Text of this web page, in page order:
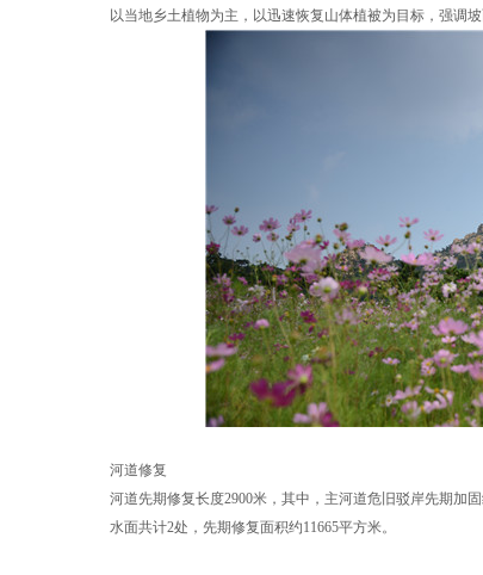
以当地乡土植物为主，以迅速恢复山体植被为目标，强调
河道修复
河道先期修复长度2900米，其中，主河道危旧驳岸先期加
水面共计2处，先期修复面积约11665平方米。